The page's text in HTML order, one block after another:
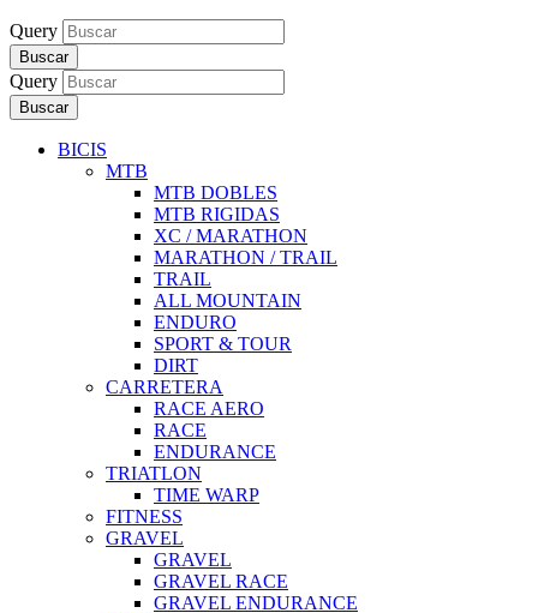
Query
Buscar
Query
Buscar
BICIS
MTB
MTB DOBLES
MTB RIGIDAS
XC / MARATHON
MARATHON / TRAIL
TRAIL
ALL MOUNTAIN
ENDURO
SPORT & TOUR
DIRT
CARRETERA
RACE AERO
RACE
ENDURANCE
TRIATLON
TIME WARP
FITNESS
GRAVEL
GRAVEL
GRAVEL RACE
GRAVEL ENDURANCE